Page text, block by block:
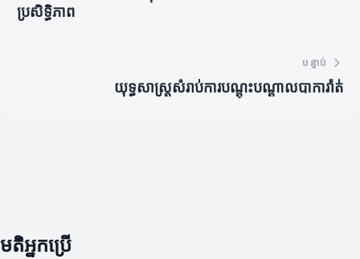
ប្រសិទ្ធិភាព
បន្ទាប់
យុទ្ធសាស្ត្រសំរាប់ការបណ្តុះបណ្តាលបាការ៉ាត់
មតិអ្នកប្រើ